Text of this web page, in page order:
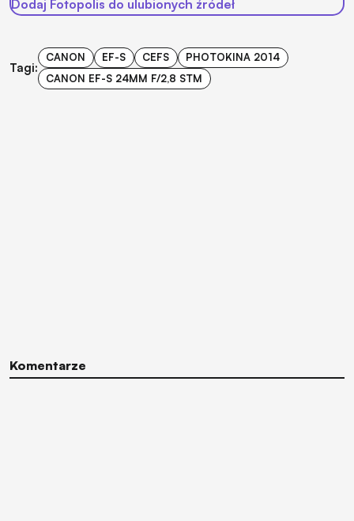
Dodaj Fotopolis do ulubionych źródeł
Tagi:
CANON EF-S CEFS
PHOTOKINA 2014
CANON EF-S 24MM F/2,8 STM
Komentarze